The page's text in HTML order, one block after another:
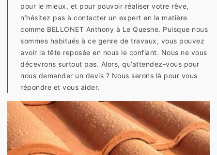
pour le mieux, et pour pouvoir réaliser votre rêve,
n’hésitez pas à contacter un expert en la matière
comme BELLONET Anthony à Le Quesne. Puisque nous
sommes habitués à ce genre de travaux, vous pouvez
avoir la tête reposée en nous le confiant. Nous ne vous
décevrons surtout pas. Alors, qu’attendez-vous pour
nous demander un devis ? Nous serons là pour vous
répondre et vous aider.